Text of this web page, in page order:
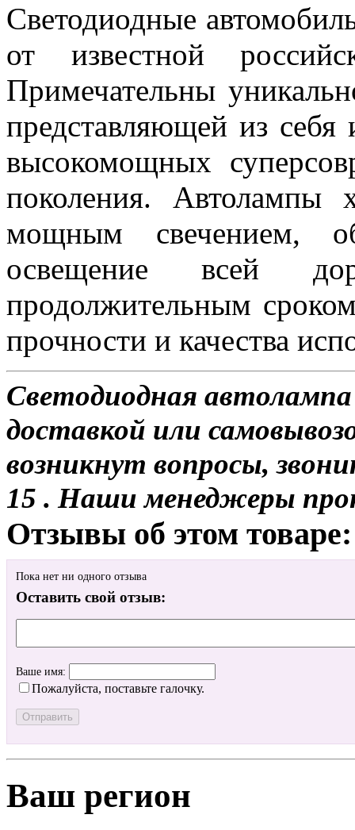
Светодиодные
от известной
Примечательны
представляющей из себя
высокомощных
поколения. Автолампы
мощным свечением,
освещение всей
продолжительным
прочности и качества
Светодиодная
доставкой или
возникнут вопросы,
15 . Наши менеджеры
Отзывы об этом товаре:
Пока нет ни одного отзыва
Оставить свой отзыв:
Ваше имя:
Пожалуйста, поставьте галочку.
Ваш регион